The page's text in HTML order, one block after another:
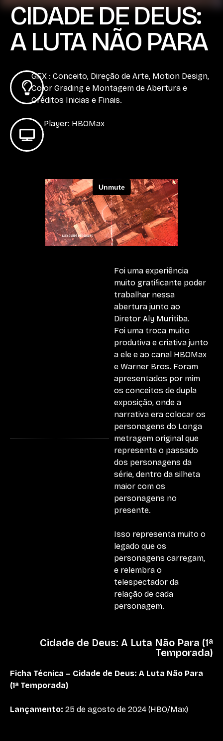
CIDADE DE DEUS:
A LUTA NÃO PARA
GFX : Conceito, Direção de Arte, Motion Design,
Color Grading e Montagem de Abertura e
Créditos Inicias e Finais.
Player: HBOMax
Foi uma experiência
muito gratificante poder
trabalhar nessa
abertura junto ao
Diretor Aly Muritiba.
Foi uma troca muito
produtiva e criativa junto
a ele e ao canal HBOMax
e Warner Bros. Foram
apresentados por mim
os conceitos de dupla
exposição, onde a
narrativa era colocar os
personagens do Longa
metragem original que
representa o passado
dos personagens da
série, dentro da silheta
maior com os
personagens no
presente.
Isso representa muito o
legado que os
personagens carregam,
e relembra o
telespectador da
relação de cada
personagem.
Cidade de Deus: A Luta Não Para (1ª
Temporada)
Ficha Técnica – Cidade de Deus: A Luta Não Para
(1ª Temporada)
Lançamento: 25 de agosto de 2024 (HBO/Max)